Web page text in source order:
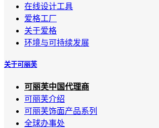
在线设计工具
爱格工厂
关于爱格
环境与可持续发展
关于可丽芙
可丽芙中国代理商
可丽芙介绍
可丽芙饰面产品系列
全球办事处